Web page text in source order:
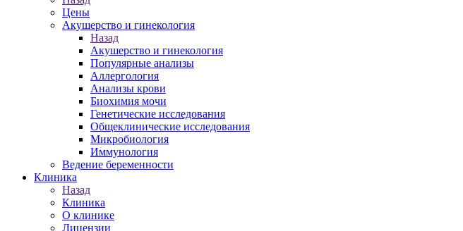
Цены
Акушерство и гинекология
Назад
Акушерство и гинекология
Популярные анализы
Аллергология
Анализы крови
Биохимия мочи
Генетические исследования
Общеклинические исследования
Микробиология
Иммунология
Ведение беременности
Клиника
Назад
Клиника
О клинике
Лицензии